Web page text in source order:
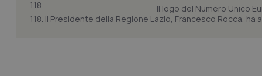
Il logo del Numero Unico
118. Il Presidente della Regione Lazio, Francesco Rocca, ha